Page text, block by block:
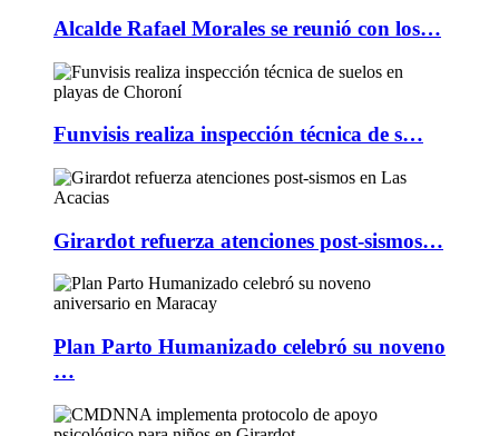
Alcalde Rafael Morales se reunió con los…
Funvisis realiza inspección técnica de s…
Girardot refuerza atenciones post-sismos…
Plan Parto Humanizado celebró su noveno
…